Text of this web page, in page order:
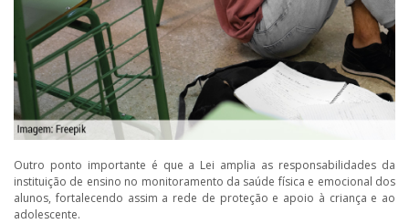
Outro ponto importante é que a Lei amplia as responsabilidades da
instituição de ensino no monitoramento da saúde física e emocional dos
alunos, fortalecendo assim a rede de proteção e apoio à criança e ao
adolescente.